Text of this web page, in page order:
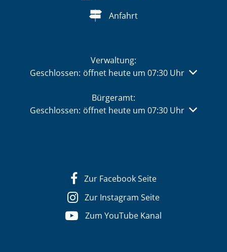
Anfahrt
Verwaltung:
Klicken, um weitere Öffnungs- oder Schließzeiten
Geschlossen: öffnet heute um 07:30 Uhr
Bürgeramt:
Klicken, um weitere Öffnungs- oder Schließzeiten
Geschlossen: öffnet heute um 07:30 Uhr
Zur Facebook Seite
Zur Instagram Seite
Zum YouTube Kanal